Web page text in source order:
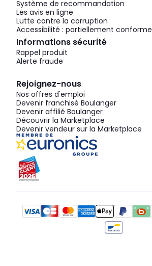
Système de recommandation
Les avis en ligne
Lutte contre la corruption
Accessibilité : partiellement conforme
Informations sécurité
Rappel produit
Alerte fraude
Rejoignez-nous
Nos offres d'emploi
Devenir franchisé Boulanger
Devenir affilié Boulanger
Découvrir la Marketplace
Devenir vendeur sur la Marketplace